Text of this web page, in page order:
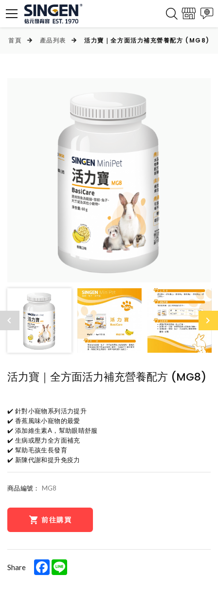
首頁 產品列表 活力寶｜全方面活力補充營養配方 (MG8)
活力寶｜全方面活力補充營養配方 (MG8)
✔️ 針對小寵物系列活力提升
✔️ 香蕉風味小寵物的最愛
✔️ 添加維生素A，幫助眼睛舒服
✔️ 生病或壓力全方面補充
✔️ 幫助毛孩生長發育
✔️ 新陳代謝和提升免疫力
商品編號： MG8
前往購買
Share Facebook